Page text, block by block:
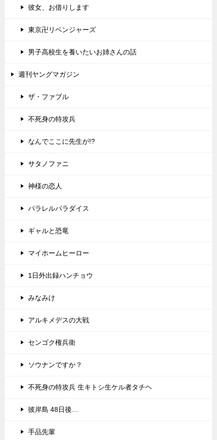
彼女、お借りします
東京卍リベンジャーズ
男子高校生を養いたいお姉さんの話
週刊ヤングマガジン
ザ・ファブル
不死身の特攻兵
なんでここに先生が!?
サタノファニ
神様の恋人
パラレルパラダイス
ギャルと恐竜
マイホームヒーロー
1日外出録ハンチョウ
みなみけ
アルキメデスの大戦
センゴク権兵衛
ソウナンですか？
不死身の特攻兵 生キトシ生ケル者タチヘ
彼岸島 48日後…
手品先輩